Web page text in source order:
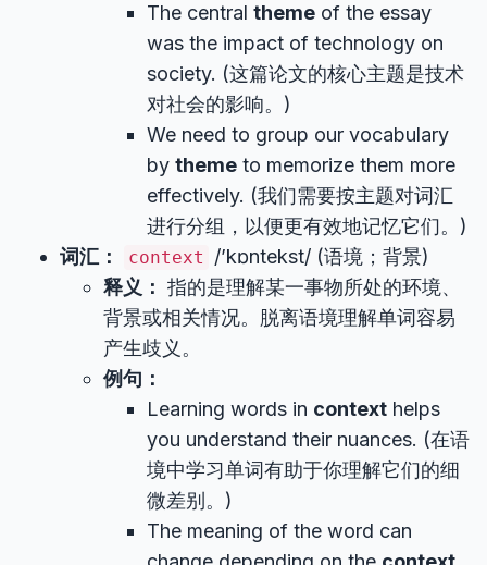
The central theme of the essay
was the impact of technology on
society. (这篇论文的核心主题是技术
对社会的影响。)
We need to group our vocabulary
by theme to memorize them more
effectively. (我们需要按主题对词汇
进行分组，以便更有效地记忆它们。)
词汇：
context
/’kɒntekst/ (语境；背景)
释义： 指的是理解某一事物所处的环境、
背景或相关情况。脱离语境理解单词容易
产生歧义。
例句：
Learning words in context helps
you understand their nuances. (在语
境中学习单词有助于你理解它们的细
微差别。)
The meaning of the word can